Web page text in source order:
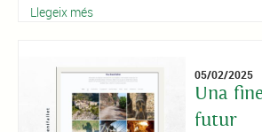
Llegeix més
05/02/2025
Una
futur